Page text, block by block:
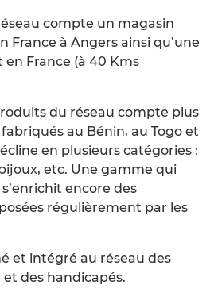
compte un magasin
France à Angers ainsi qu’une
en France (à 40 Kms
du réseau compte plus
au Bénin, au Togo et
en plusieurs catégories :
etc. Une gamme qui
encore des
régulièrement par les
et intégré au réseau des
des handicapés.